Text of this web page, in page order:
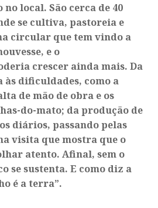
local. São cerca de 40
se cultiva, pastoreia e
circular que tem vindo a
e o
crescer ainda mais. Da
dificuldades, como a
de mão de obra e os
do-mato; da produção de
diários, passando pelas
visita que mostra que o
atento. Afinal, sem o
se sustenta. E como diz a
é a terra”.